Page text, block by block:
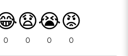
0
😧
0
😭
0
😡
0